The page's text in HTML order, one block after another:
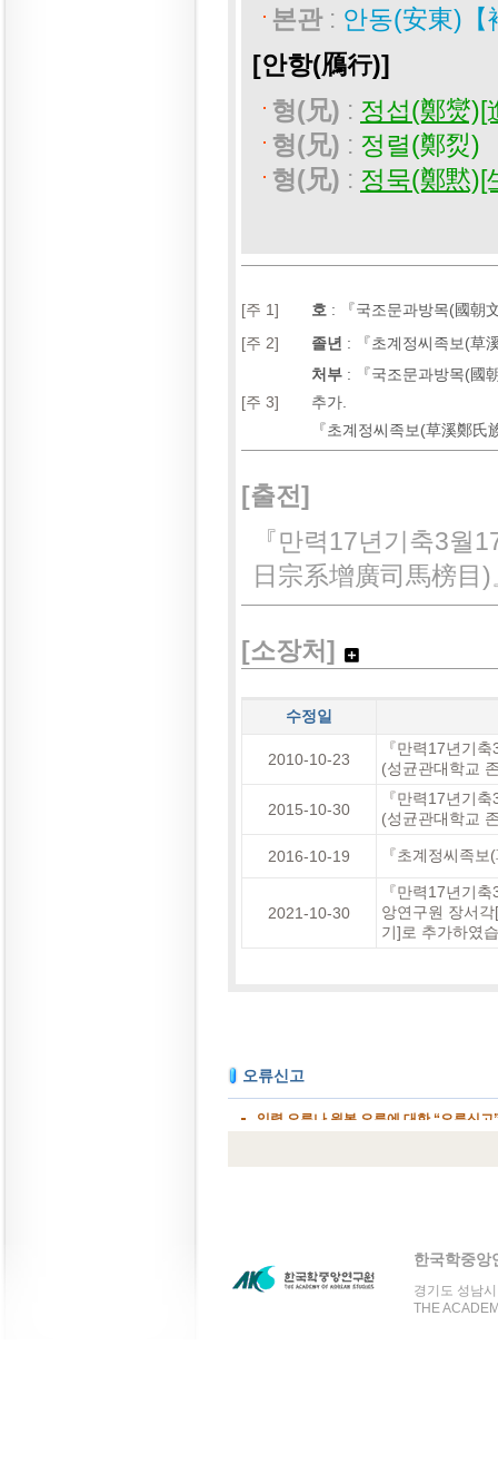
본관: 안동(安東)【
[안항(鴈行)]
형(兄) : 정섭(鄭爕)[
형(兄) : 정렬(鄭烮)
형(兄) : 정묵(鄭黙)[
[주 1] 호 :
『국조문과방목(國
[주 2]
졸년 : 『초계정씨족보(
[주 3]
처부 :
『국조문과방목(
추가.
『초계정씨족보(草溪鄭
[출전]
『만력17년기축3월
日宗系增廣司馬榜目
[소장처]
수정일
2010-10-23
『만력17년기
(성균관대학교
2015-10-30
『만력17년기
(성균관대학교
2016-10-19 『초계정씨족
2021-10-30
『만력17년기
앙연구원 장서
기]로 추가하였
한국학중앙
경기도 성남
THE